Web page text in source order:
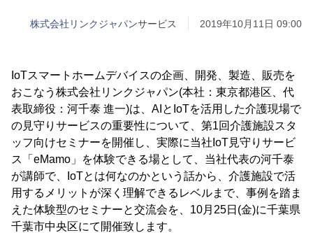
株式会社リンクジャパンサービス 2019年10月11日 09:00
IoTスマートホームデバイスの企画、開発、製造、販売を
おこなう株式会社リンクジャパン(本社：東京都港区、代
表取締役：河千泰 進一)は、AIとIoTを活用した介護現場で
の見守りサービスの重要性について、第1回介護施設スタ
ッフ向けセミナーを開催し、実際に当社IoT見守りサービ
ス「eMamo」を体験できる場として、当社代表の河千泰
が講師で、IoTとは何なのかという話から、介護施設で活
用するメリットが深く理解できるレベルまで、事例を踏ま
えた体験型のセミナーと交流会を、10月25日(金)に千葉県
千葉市中央区にて開催致します。